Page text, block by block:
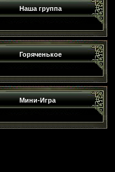
Наша группа
Горяченькое
Мини-Игра